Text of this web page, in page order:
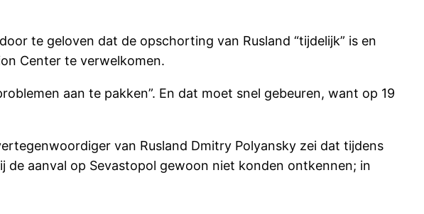
te geloven dat de opschorting van Rusland “tijdelijk” is en
Center te verwelkomen.
aan te pakken”. En dat moet snel gebeuren, want op 19
van Rusland Dmitry Polyansky zei dat tijdens
de aanval op Sevastopol gewoon niet konden ontkennen; in